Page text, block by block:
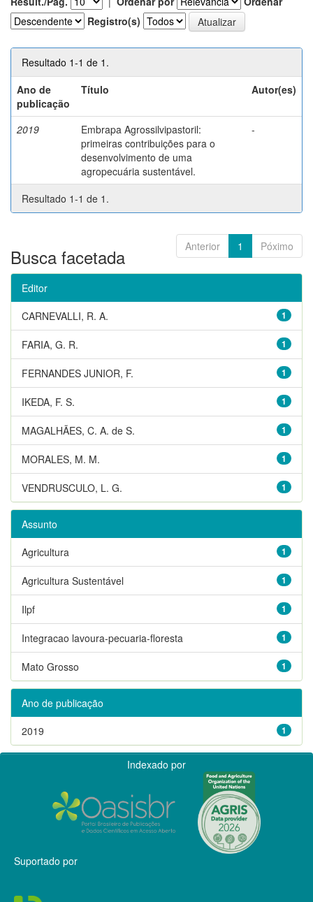
Registro(s)
Resultado 1-1 de 1.
Ano de
publicação
Título Autor(es)
2019
Embrapa Agrossilvipastoril:
primeiras contribuições para o
desenvolvimento de uma
agropecuária sustentável.
-
Resultado 1-1 de 1.
Anterior 1 Póximo
Busca facetada
Editor
1
CARNEVALLI, R. A.
1
FARIA, G. R.
1
FERNANDES JUNIOR, F.
1
IKEDA, F. S.
1
MAGALHÃES, C. A. de S.
1
MORALES, M. M.
1
VENDRUSCULO, L. G.
Assunto
1
Agricultura
1
Agricultura Sustentável
1
Ilpf
1
Integracao lavoura-pecuaria-floresta
1
Mato Grosso
Ano de publicação
1
2019
Indexado por
Suportado por